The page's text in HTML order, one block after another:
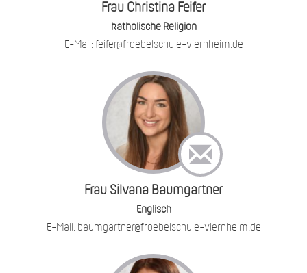
Frau Christina Feifer
katholische Religion
E-Mail: feifer@froebelschule-viernheim.de
Frau Silvana Baumgartner
Englisch
E-Mail: baumgartner@froebelschule-viernheim.de